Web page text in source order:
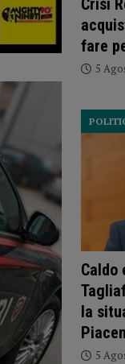
Crisi
fare
5
Caldo
la
5